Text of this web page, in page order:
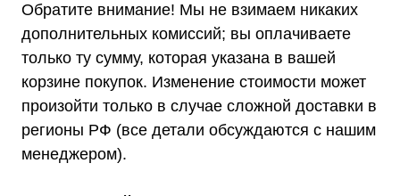
Обратите внимание! Мы не взимаем никаких
дополнительных комиссий; вы оплачиваете
только ту сумму, которая указана в вашей
корзине покупок. Изменение стоимости может
произойти только в случае сложной доставки в
регионы РФ (все детали обсуждаются с нашим
менеджером).
Телефон:
8 (800) 444-75-17
Почта:
info@shtil-stab.ru
Оставить заявку